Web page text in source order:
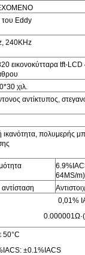
του Eddy
240KHz
εικονοκύτταρα tft-LCD
χιλ.
αντίκτυπος,
πολυμερής
64MS/m)
αντίσταση
0,01%
50°C
±0.1%IACS